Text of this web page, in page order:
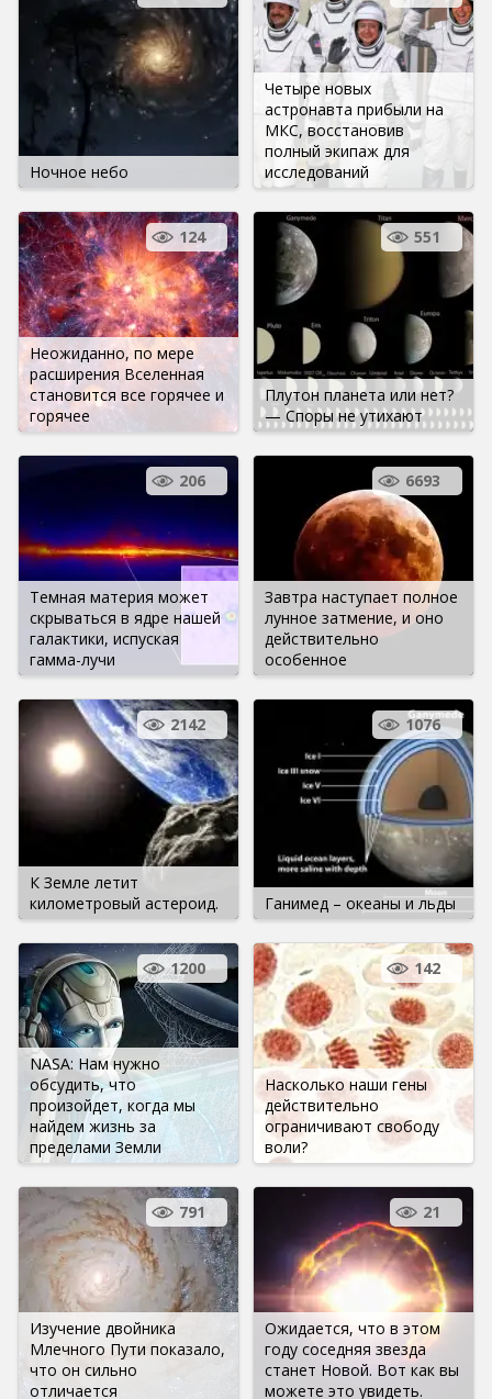
Ночное небо
Четыре новых
астронавта прибыли на
МКС, восстановив
полный экипаж для
исследований
Неожиданно, по мере
расширения Вселенная
становится все горячее и
горячее
124
Плутон планета или нет?
— Споры не утихают
551
Темная материя может
скрываться в ядре нашей
галактики, испуская
гамма-лучи
206
Завтра наступает полное
лунное затмение, и оно
действительно
особенное
6693
К Земле летит
километровый астероид.
2142
Ганимед – океаны и льды
1076
NASA: Нам нужно
обсудить, что
произойдет, когда мы
найдем жизнь за
пределами Земли
1200
Насколько наши гены
действительно
ограничивают свободу
воли?
142
Изучение двойника
Млечного Пути показало,
что он сильно
отличается
791
Ожидается, что в этом
году соседняя звезда
станет Новой. Вот как вы
можете это увидеть.
21